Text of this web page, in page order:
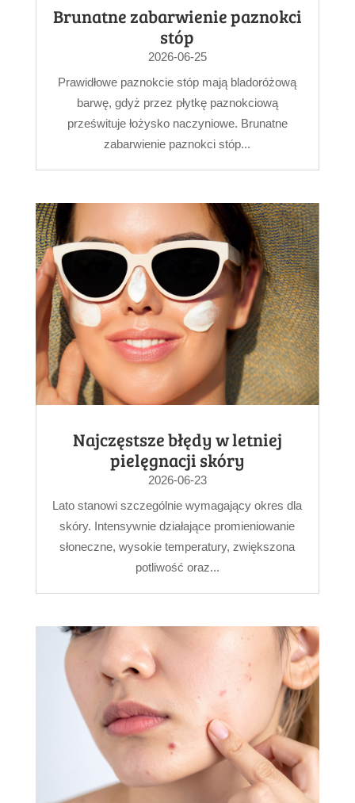
Brunatne zabarwienie paznokci
stóp
2026-06-25
Prawidłowe paznokcie stóp mają bladoróżową
barwę, gdyż przez płytkę paznokciową
prześwituje łożysko naczyniowe. Brunatne
zabarwienie paznokci stóp...
Najczęstsze błędy w letniej
pielęgnacji skóry
2026-06-23
Lato stanowi szczególnie wymagający okres dla
skóry. Intensywnie działające promieniowanie
słoneczne, wysokie temperatury, zwiększona
potliwość oraz...